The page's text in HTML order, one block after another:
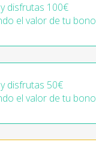
disfrutas 100€
el valor de tu bono
disfrutas 50€
el valor de tu bono